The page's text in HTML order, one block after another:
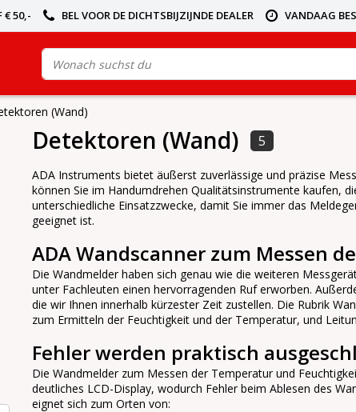
€ 50,- BEL VOOR DE DICHTSBIJZIJNDE DEALER VANDAAG
(Wand)
Detektoren (Wand) 5
ADA Instruments bietet äußerst zuverlässige und präzise
können Sie im Handumdrehen Qualitätsinstrumente kaufen,
unterschiedliche Einsatzzwecke, damit Sie immer das
geeignet ist.
ADA Wandscanner zum Messen
Die Wandmelder haben sich genau wie die weiteren
unter Fachleuten einen hervorragenden Ruf erworben.
die wir Ihnen innerhalb kürzester Zeit zustellen. Die Rubrik
zum Ermitteln der Feuchtigkeit und der Temperatur, und
Fehler werden praktisch
Die Wandmelder zum Messen der Temperatur und
deutliches LCD-Display, wodurch Fehler beim Ablesen des
eignet sich zum Orten von: